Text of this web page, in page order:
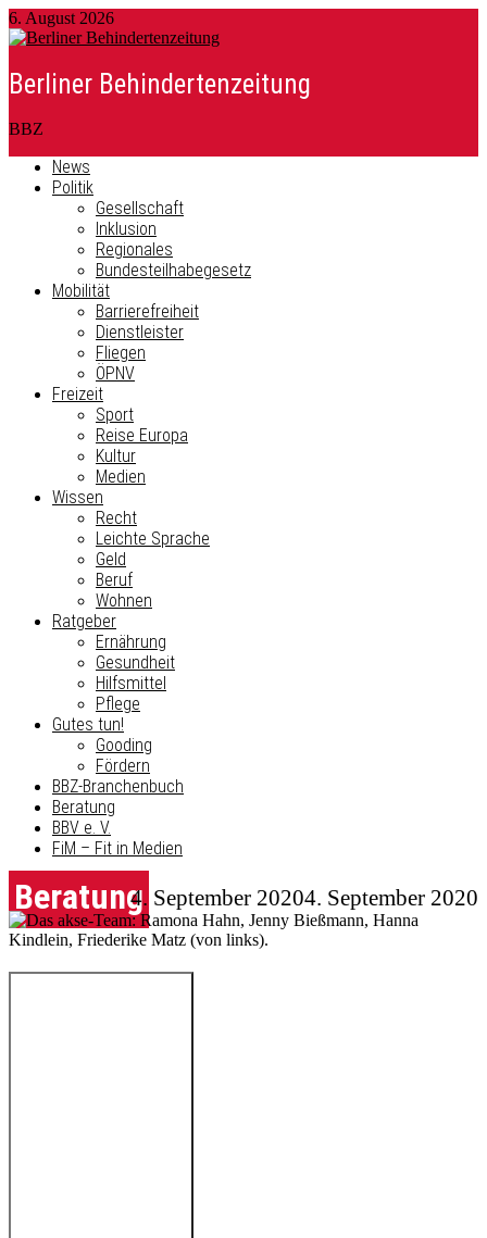
6. August 2026
Berliner Behindertenzeitung
BBZ
News
Politik
Gesellschaft
Inklusion
Regionales
Bundesteilhabegesetz
Mobilität
Barrierefreiheit
Dienstleister
Fliegen
ÖPNV
Freizeit
Sport
Reise Europa
Kultur
Medien
Wissen
Recht
Leichte Sprache
Geld
Beruf
Wohnen
Ratgeber
Ernährung
Gesundheit
Hilfsmittel
Pflege
Gutes tun!
Gooding
Fördern
BBZ-Branchenbuch
Beratung
BBV e. V.
FiM – Fit in Medien
Beratung 4. September 2020
4. September 2020